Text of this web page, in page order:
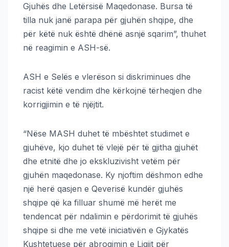
Gjuhës dhe Letërsisë Maqedonase. Bursa të
tilla nuk janë parapa për gjuhën shqipe, dhe
për këtë nuk është dhënë asnjë sqarim”, thuhet
në reagimin e ASH-së.
ASH e Selës e vlerëson si diskriminues dhe
racist këtë vendim dhe kërkojnë tërheqjen dhe
korrigjimin e të njëjtit.
“Nëse MASH duhet të mbështet studimet e
gjuhëve, kjo duhet të vlejë për të gjitha gjuhët
dhe etnitë dhe jo ekskluzivisht vetëm për
gjuhën maqedonase. Ky njoftim dëshmon edhe
një herë qasjen e Qeverisë kundër gjuhës
shqipe që ka filluar shumë më herët me
tendencat për ndalimin e përdorimit të gjuhës
shqipe si dhe me vetë iniciativën e Gjykatës
Kushtetuese për abrogimin e Ligjit për